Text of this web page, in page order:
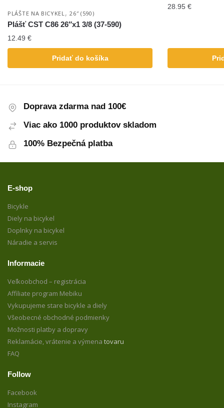
PLÁŠTE NA BICYKEL,26″ (590)
Plášť CST C86 26″x1 3/8 (37-590)
12.49 €
Pridať do košíka
28.95 €
Doprava zdarma nad 100€
Viac ako 1000 produktov skladom
100% Bezpečná platba
E-shop
Bicykle
Diely na bicykel
Doplnky na bicykel
Náradie a servis
Informacie
Veľkoobchod – registrácia
Affiliate program Mebiku
Vykupujeme stare bicykle a diely
Všeobecné obchodné podmienky
Možnosti platby a dopravy
Reklamácie, vrátenie a výmena tovaru
FAQ
Follow
Facebook
Instagram